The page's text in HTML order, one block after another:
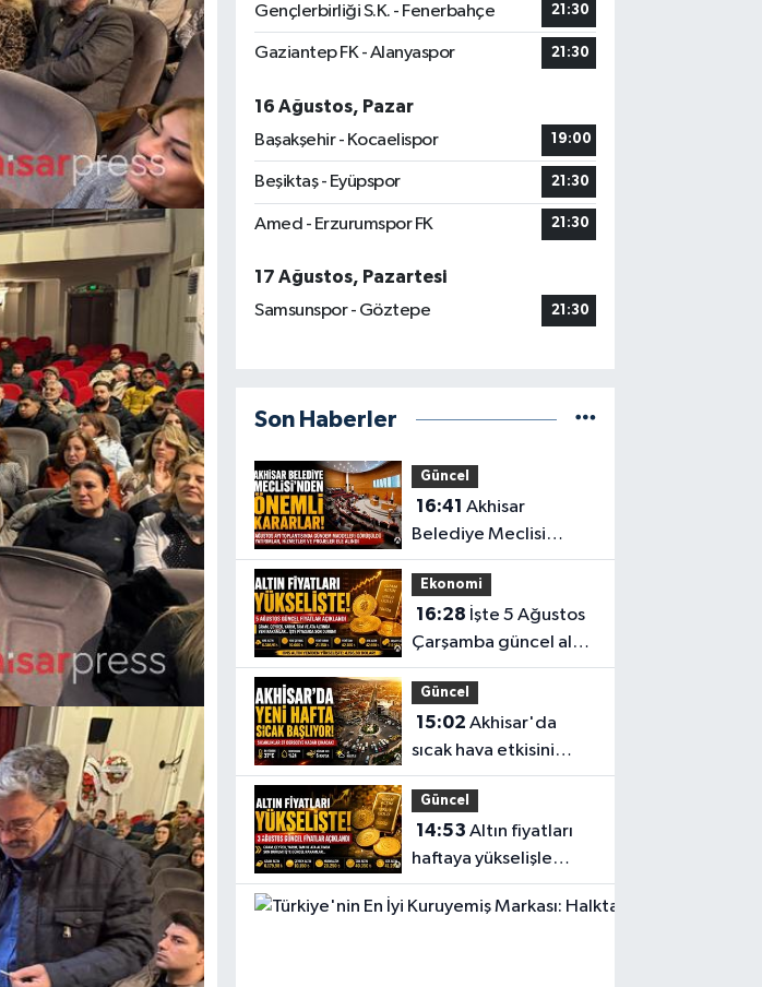
Gençlerbirliği S.K. - Fenerbahçe 21:30
Gaziantep FK - Alanyaspor 21:30
16 Ağustos, Pazar
Başakşehir - Kocaelispor
19:00
Beşiktaş - Eyüpspor 21:30
Amed - Erzurumspor FK 21:30
17 Ağustos, Pazartesi
Samsunspor - Göztepe
21:30
Son Haberler
Güncel
16:41 Akhisar
Belediye Meclisi
Ağustos ayı
toplantısını
gerçekleştirdi
Ekonomi
16:28
Çarşamba güncel altın
fiyatları
Güncel
15:02 Akhisar'da
sıcak hava etkisini
sürdürüyor! İşte 5
günlük hava durumu
Güncel
14:53 Altın fiyatları
haftaya yükselişle
başladı! İşte 3 Ağustos
güncel fiyatlar